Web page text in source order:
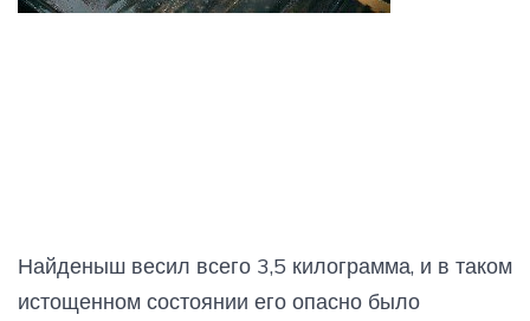
Найденыш весил всего 3,5 килограмма, и в таком
истощенном состоянии его опасно было